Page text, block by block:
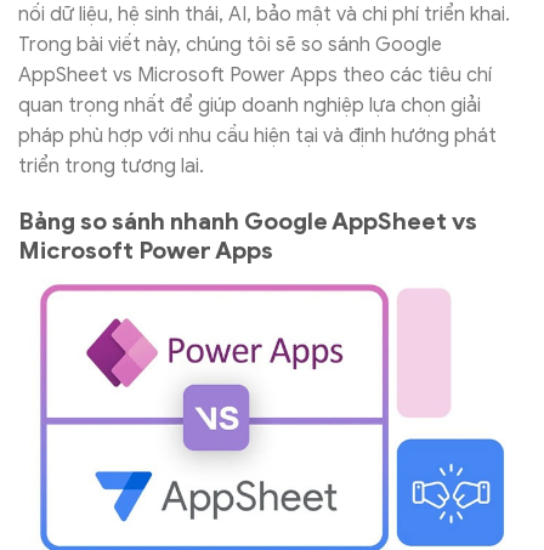
nối dữ liệu, hệ sinh thái, AI, bảo mật và chi phí triển khai.
Trong bài viết này, chúng tôi sẽ so sánh Google
AppSheet vs Microsoft Power Apps theo các tiêu chí
quan trọng nhất để giúp doanh nghiệp lựa chọn giải
pháp phù hợp với nhu cầu hiện tại và định hướng phát
triển trong tương lai.
Bảng so sánh nhanh Google AppSheet vs
Microsoft Power Apps